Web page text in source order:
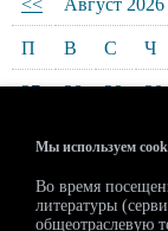
<< Август 2026
П В С Ч
27 28 29 30
10 11 12 13
17 18 19 20
Мы используем
Во время
литературы
общеотраслевую